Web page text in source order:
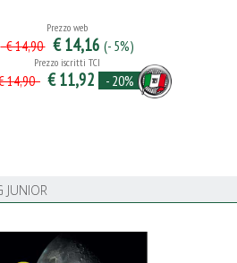
Prezzo web
€ 14,90 € 14,16 (- 5%)
Prezzo iscritti TCI
14,90 € 11,92 - 20%
JUNIOR